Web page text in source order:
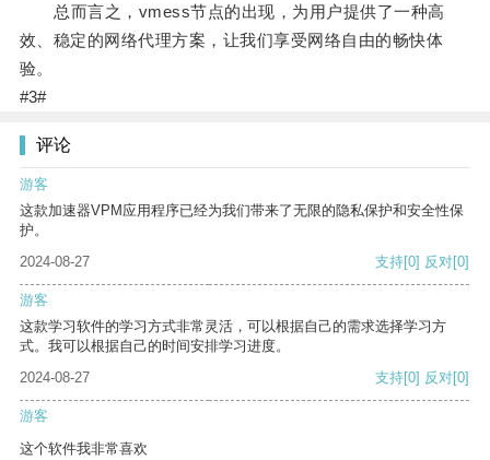
总而言之，vmess节点的出现，为用户提供了一种高
效、稳定的网络代理方案，让我们享受网络自由的畅快体
验。
#3#
评论
游客
这款加速器VPM应用程序已经为我们带来了无限的隐私保护和安全性保
护。
2024-08-27
支持[0] 反对[0]
游客
这款学习软件的学习方式非常灵活，可以根据自己的需求选择学习方
式。我可以根据自己的时间安排学习进度。
2024-08-27
支持[0] 反对[0]
游客
这个软件我非常喜欢